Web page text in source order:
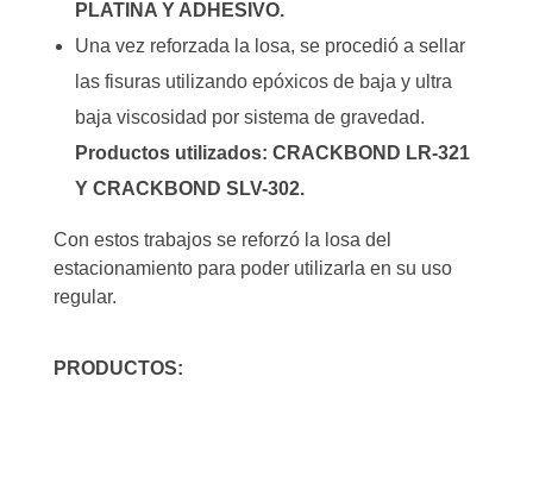
PLATINA Y ADHESIVO.
Una vez reforzada la losa, se procedió a sellar
las fisuras utilizando epóxicos de baja y ultra
baja viscosidad por sistema de gravedad.
Productos utilizados: CRACKBOND LR-321
Y CRACKBOND SLV-302.
Con estos trabajos se reforzó la losa del
estacionamiento para poder utilizarla en su uso
regular.
PRODUCTOS: